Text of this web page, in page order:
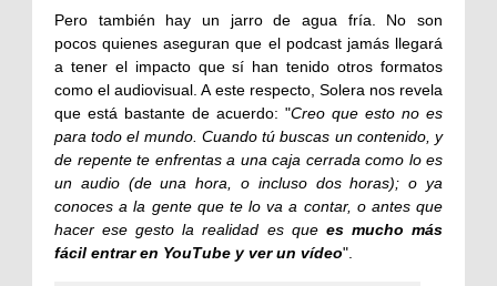
Pero también hay un jarro de agua fría. No son
pocos quienes aseguran que el podcast jamás llegará
a tener el impacto que sí han tenido otros formatos
como el audiovisual. A este respecto, Solera nos revela
que está bastante de acuerdo: "Creo que esto no es
para todo el mundo. Cuando tú buscas un contenido, y
de repente te enfrentas a una caja cerrada como lo es
un audio (de una hora, o incluso dos horas); o ya
conoces a la gente que te lo va a contar, o antes que
hacer ese gesto la realidad es que es mucho más
fácil entrar en YouTube y ver un vídeo".